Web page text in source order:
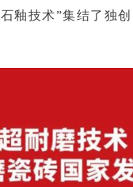
釉技术”集结了独